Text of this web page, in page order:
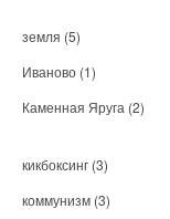
земля (5)
Иваново (1)
Каменная Яруга (2)
кикбоксинг (3)
коммунизм (3)